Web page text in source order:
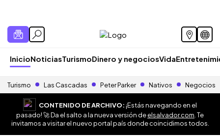
InicioNoticiasTurismoDinero y negociosVida
Turismo Las Cascadas Peter Parker Nativos Negocios
CONTENIDO DE ARCHIVO:¡Estás navegando en el
pasado! 🚀 Da el salto a la nueva versión deelsalvador.com . Te
invitamos a visitar el nuevo portal país donde coincidimos todos.